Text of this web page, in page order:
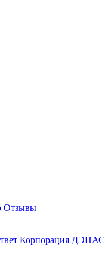
Отзывы
Корпорация ДЭНАС